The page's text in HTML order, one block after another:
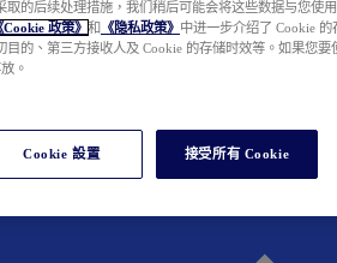
取的后续处理措施，我们稍后可能会将这些数据与您使
Cookie 政策》 和 《隐私政策》 中进一步介绍了 Cookie 的
目的、第三方接收人及 Cookie 的存储时效等。如果您
。
Cookie 設置 接受所有 Cookie